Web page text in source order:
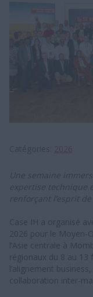
Une semaine
expertise technique
renforçant l’esprit
Case IH a organisé
2026 pour le Moyen-
l’Asie centrale à
régionaux du 8 au 13
l’alignement
collaboration inter-